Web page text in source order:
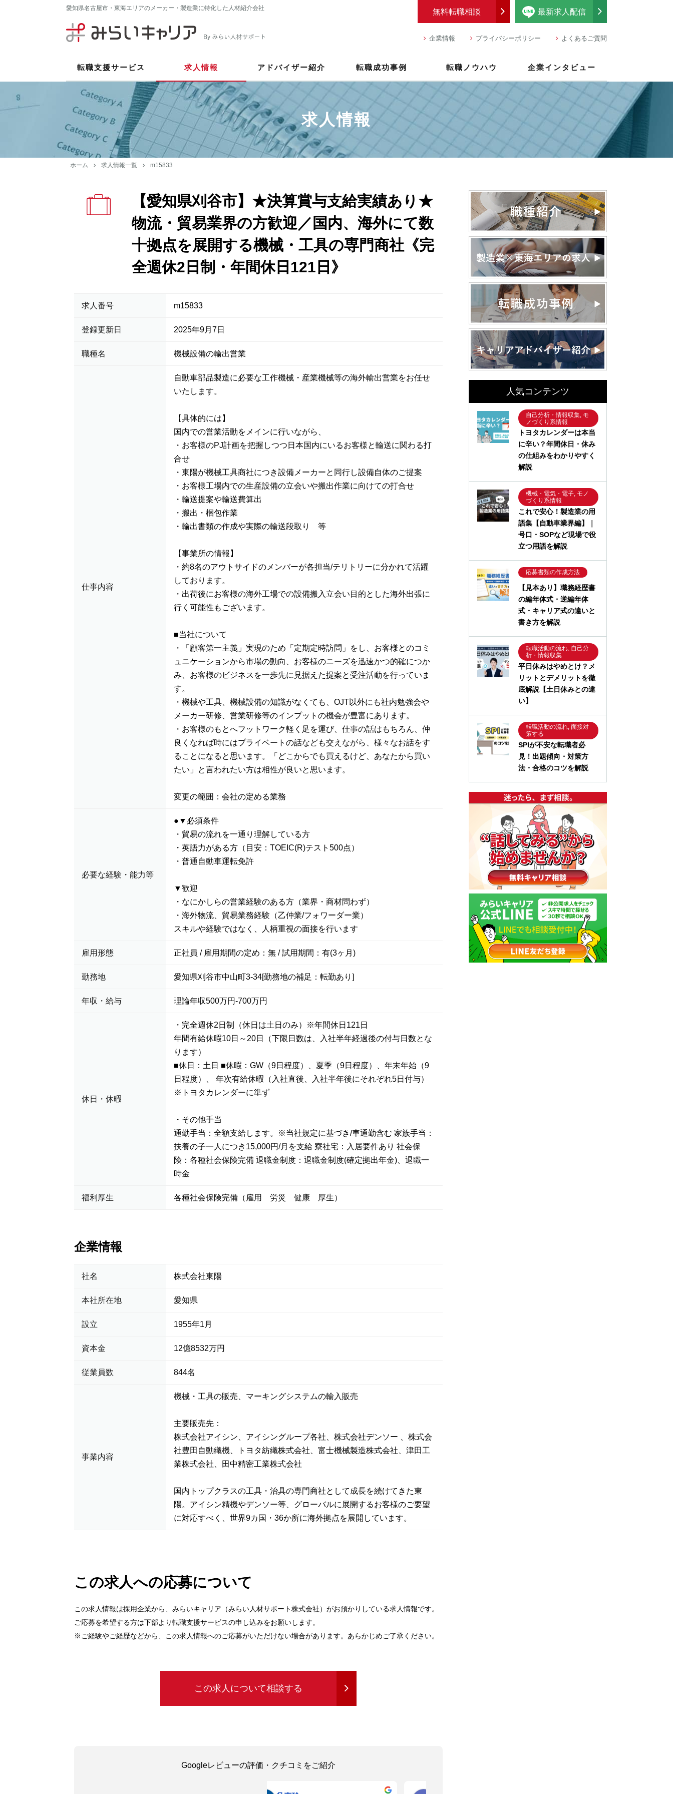
愛知県名古屋市・東海エリアのメーカー・製造業に特化した人材紹介会社 最新求人配信
無料転職相談
企業情報 プライバシーポリシー よくあるご質問
転職支援サービス 求人情報 アドバイザー紹介 転職成功事例 転職ノウハウ 企業インタビュー
求人情報
ホーム 求人情報一覧 m15833
【愛知県刈谷市】★決算賞与支給実績あり★
物流・貿易業界の方歓迎／国内、海外にて数
十拠点を展開する機械・工具の専門商社《完
全週休2日制・年間休日121日》
求人番号 m15833
登録更新日 2025年9月7日
職種名 機械設備の輸出営業
仕事内容
自動車部品製造に必要な工作機械・産業機械等の海外輸出営業をお任せ
いたします。
【具体的には】
国内での営業活動をメインに行いながら、
・お客様のPJ計画を把握しつつ日本国内にいるお客様と輸送に関わる打
合せ
・東陽が機械工具商社につき設備メーカーと同行し設備自体のご提案
・お客様工場内での生産設備の立会いや搬出作業に向けての打合せ
・輸送提案や輸送費算出
・搬出・梱包作業
・輸出書類の作成や実際の輸送段取り 等
【事業所の情報】
・約8名のアウトサイドのメンバーが各担当/テリトリーに分かれて活躍
しております。
・出荷後にお客様の海外工場での設備搬入立会い目的とした海外出張に
行く可能性もございます。
■当社について
・「顧客第一主義」実現のため「定期定時訪問」をし、お客様とのコミ
ュニケーションから市場の動向、お客様のニーズを迅速かつ的確につか
み、お客様のビジネスを一歩先に見据えた提案と受注活動を行っていま
す。
・機械や工具、機械設備の知識がなくても、OJT以外にも社内勉強会や
メーカー研修、営業研修等のインプットの機会が豊富にあります。
・お客様のもとへフットワーク軽く足を運び、仕事の話はもちろん、仲
良くなれば時にはプライベートの話なども交えながら、様々なお話をす
ることになると思います。「どこからでも買えるけど、あなたから買い
たい」と言われたい方は相性が良いと思います。
変更の範囲：会社の定める業務
必要な経験・能力等
●▼必須条件
・貿易の流れを一通り理解している方
・英語力がある方（目安：TOEIC(R)テスト500点）
・普通自動車運転免許
▼歓迎
・なにかしらの営業経験のある方（業界・商材問わず）
・海外物流、貿易業務経験（乙仲業/フォワーダー業）
スキルや経験ではなく、人柄重視の面接を行います
雇用形態 正社員 / 雇用期間の定め：無 / 試用期間：有(3ヶ月)
勤務地 愛知県刈谷市中山町3-34[勤務地の補足：転勤あり]
年収・給与 理論年収500万円-700万円
休日・休暇
・完全週休2日制（休日は土日のみ）※年間休日121日
年間有給休暇10日～20日（下限日数は、入社半年経過後の付与日数とな
ります）
■休日：土日 ■休暇：GW（9日程度）、夏季（9日程度）、年末年始（9
日程度）、 年次有給休暇（入社直後、入社半年後にそれぞれ5日付与）
※トヨタカレンダーに準ず
・その他手当
通勤手当：全額支給します。※当社規定に基づき/車通勤含む 家族手当：
扶養の子一人につき15,000円/月を支給 寮社宅：入居要件あり 社会保
険：各種社会保険完備 退職金制度：退職金制度(確定拠出年金)、退職一
時金
福利厚生 各種社会保険完備（雇用 労災 健康 厚生）
企業情報
社名 株式会社東陽
本社所在地 愛知県
設立 1955年1月
資本金 12億8532万円
従業員数 844名
事業内容
機械・工具の販売、マーキングシステムの輸入販売
主要販売先：
株式会社アイシン、アイシングループ各社、株式会社デンソー 、株式会
社豊田自動織機、トヨタ紡織株式会社、富士機械製造株式会社、津田工
業株式会社、田中精密工業株式会社
国内トップクラスの工具・治具の専門商社として成長を続けてきた東
陽。アイシン精機やデンソー等、グローバルに展開するお客様のご要望
に対応すべく、世界9カ国・36か所に海外拠点を展開しています。
この求人への応募について
この求人情報は採用企業から、みらいキャリア（みらい人材サポート株式会社）がお預かりしている求人情報です。
ご応募を希望する方は下部より転職支援サービスの申し込みをお願いします。
※ご経験やご経歴などから、この求人情報へのご応募がいただけない場合があります。あらかじめご了承ください。
この求人について相談する
Googleレビューの評価・クチコミをご紹介
人気コンテンツ
自己分析・情報収集, モ
ノづくり系情報
トヨタカレンダーは本当
に辛い？年間休日・休み
の仕組みをわかりやすく
解説
機械・電気・電子, モノ
づくり系情報
これで安心！製造業の用
語集【自動車業界編】｜
号口・SOPなど現場で役
立つ用語を解説
応募書類の作成方法
【見本あり】職務経歴書
の編年体式・逆編年体
式・キャリア式の違いと
書き方を解説
転職活動の流れ, 自己分
析・情報収集
平日休みはやめとけ？メ
リットとデメリットを徹
底解説【土日休みとの違
い】
転職活動の流れ, 面接対
策する
SPIが不安な転職者必
見！出題傾向・対策方
法・合格のコツを解説